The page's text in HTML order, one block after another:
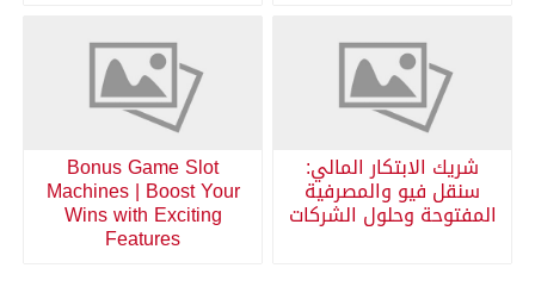
شريك الابتكار المالي:
سنقل فيو والمصرفية
المفتوحة وحلول الشركات
Bonus Game Slot
Machines | Boost Your
Wins with Exciting
Features